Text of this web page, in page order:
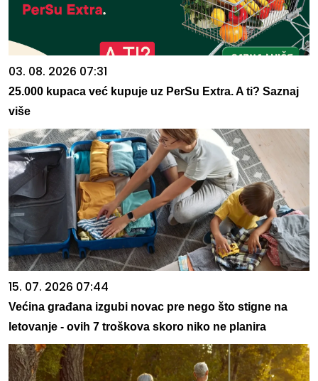
03. 08. 2026 07:31
25.000 kupaca već kupuje uz PerSu Extra. A ti? Saznaj
više
15. 07. 2026 07:44
Većina građana izgubi novac pre nego što stigne na
letovanje - ovih 7 troškova skoro niko ne planira